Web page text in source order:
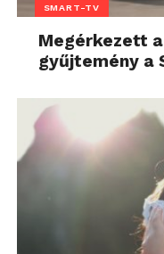
SMART-TV
Megérkezett
gyűjtemény a